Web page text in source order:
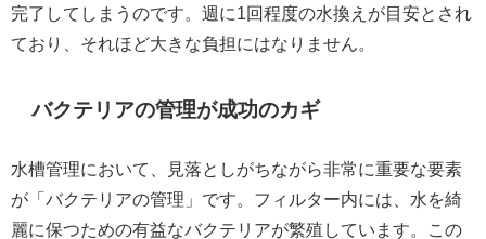
完了してしまうのです。週に1回程度の水換えが目安とされ
ており、それほど大きな負担にはなりません。
バクテリアの管理が成功のカギ
水槽管理において、見落としがちながら非常に重要な要素
が「バクテリアの管理」です。フィルター内には、水を綺
麗に保つための有益なバクテリアが繁殖しています。この